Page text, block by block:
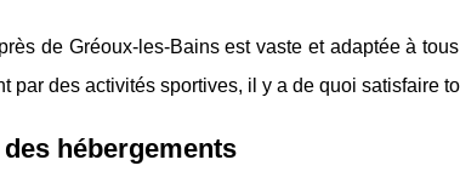
de Gréoux-les-Bains est vaste et adaptée à
par des activités sportives, il y a de quoi satisfaire
hébergements